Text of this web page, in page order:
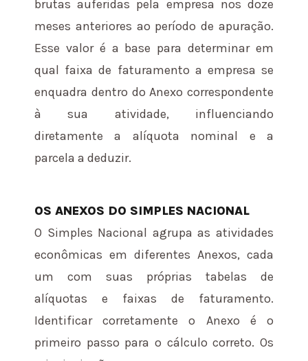
brutas auferidas pela empresa nos doze
meses anteriores ao período de apuração.
Esse valor é a base para determinar em
qual faixa de faturamento a empresa se
enquadra dentro do Anexo correspondente
à sua atividade, influenciando
diretamente a alíquota nominal e a
parcela a deduzir.
OS ANEXOS DO SIMPLES NACIONAL
O Simples Nacional agrupa as atividades
econômicas em diferentes Anexos, cada
um com suas próprias tabelas de
alíquotas e faixas de faturamento.
Identificar corretamente o Anexo é o
primeiro passo para o cálculo correto. Os